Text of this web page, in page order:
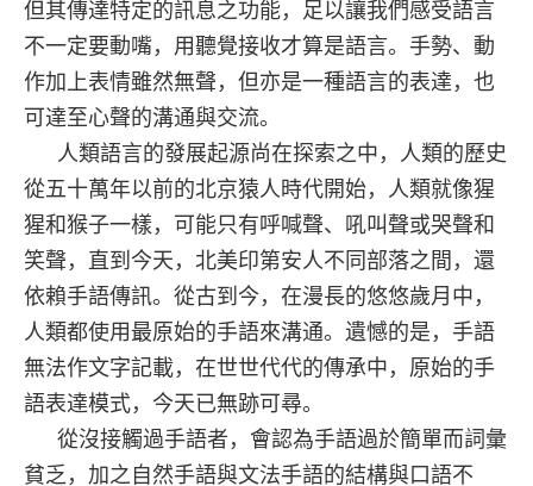
但其傳達特定的訊息之功能，足以讓我們感受語言
不一定要動嘴，用聽覺接收才算是語言。手勢、動
作加上表情雖然無聲，但亦是一種語言的表達，也
可達至心聲的溝通與交流。
人類語言的發展起源尚在探索之中，人類的歷史
從五十萬年以前的北京猿人時代開始，人類就像猩
猩和猴子一樣，可能只有呼喊聲、吼叫聲或哭聲和
笑聲，直到今天，北美印第安人不同部落之間，還
依賴手語傳訊。從古到今，在漫長的悠悠歲月中，
人類都使用最原始的手語來溝通。遺憾的是，手語
無法作文字記載，在世世代代的傳承中，原始的手
語表達模式，今天已無跡可尋。
從沒接觸過手語者，會認為手語過於簡單而詞彙
貧乏，加之自然手語與文法手語的結構與口語不